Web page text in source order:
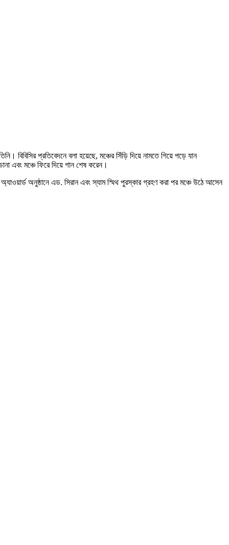
বিবিসির প্রতিবেদনে বলা হয়েছে, মঞ্চের সিঁড়ি দিয়ে নামতে গিয়ে পড়ে যান
এবং মঞ্চে ফিরে দিয়ে গান শেষ করেন।
অনুষ্ঠানে এড. সিরান এবং স্যাম স্মিথ পুরস্কার গ্রহণ করা পর মঞ্চে উঠে আসেন